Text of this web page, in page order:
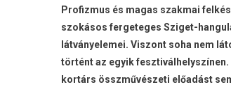
Profizmus és magas szakmai
szokásos fergeteges Sziget-
látványelemei. Viszont soha nem
történt az egyik fesztiválhelyszínen.
kortárs összművészeti előadást